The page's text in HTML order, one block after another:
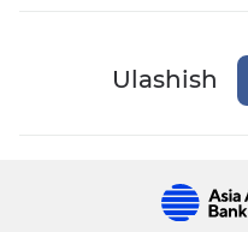
Ulashish